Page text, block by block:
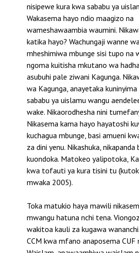
nisipewe kura kwa sababu ya
Wakasema hayo ndio maagizo na
wameshawaambia waumini.
katika hayo? Wachungaji wanne
mheshimiwa mbunge sisi tupo na
ngoma kuitisha mkutano wa
asubuhi pale ziwani Kagunga.
wa Kagunga, anayetaka
sababu ya uislamu wangu
wake. Nikaorodhesha nini
Nikasema kama hayo hayatoshi
kuchagua mbunge, basi amueni
za dini yenu. Nikashuka, nikapanda
kuondoka. Matokeo yalipotoka,
kwa tofauti ya kura tisini tu
mwaka 2005).
Toka matukio haya mawili
mwangu hatuna nchi tena.
wakitoa kauli za kugawa
CCM kwa mfano anaposema CUF